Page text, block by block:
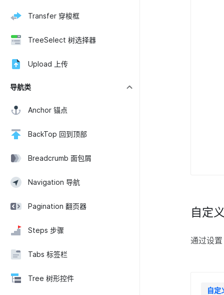
Transfer 穿梭框
TreeSelect 树选择器
Upload 上传
导航类
Anchor 锚点
BackTop 回到顶部
Breadcrumb 面包屑
Navigation 导航
Pagination 翻页器
Steps 步骤
Tabs 标签栏
Tree 树形控件
自定
通过设
自定